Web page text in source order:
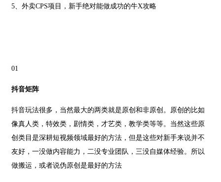
5、外卖CPS项目，新手绝对能做成功的牛X攻略
01
抖音矩阵
抖音玩法很多，当然最大的两类就是原创和非原创。原创的比如
像真人类，特效类，剧情类，才艺类，教学类等等。当然这些原
创类目是深耕短视频领域最好的方法，但是这些对新手来说并不
友好，一没做内容能力，二没专业团队，三没自媒体经验。所以
做搬运，或者说伪原创是最好的方法